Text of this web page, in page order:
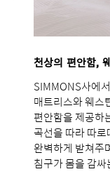
천상의 편안함,
SIMMONS사에
매트리스와 웨스
편안함을 제공하
곡선을 따라 따
완벽하게 받쳐주
침구가 몸을 감